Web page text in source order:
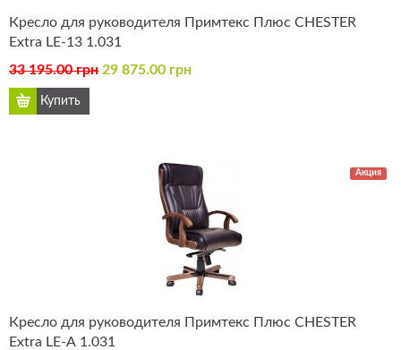
Кресло для руководителя Примтекс Плюс CHESTER
Extra LE-13 1.031
33 195.00 грн 29 875.00 грн
Акция
Кресло для руководителя Примтекс Плюс CHESTER
Extra LE-А 1.031